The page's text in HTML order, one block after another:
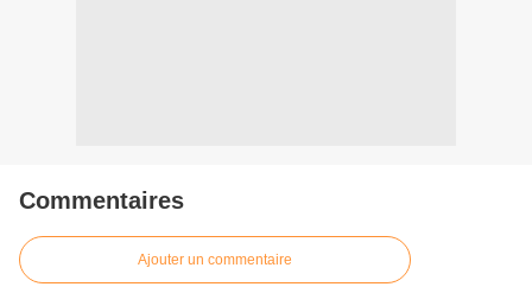
Commentaires
Ajouter un commentaire